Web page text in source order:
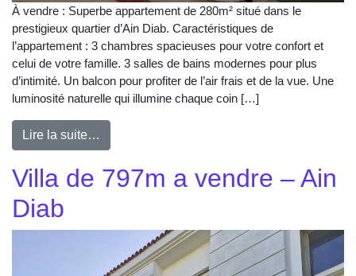
À vendre : Superbe appartement de 280m² situé dans le
prestigieux quartier d’Ain Diab. Caractéristiques de
l’appartement : 3 chambres spacieuses pour votre confort et
celui de votre famille. 3 salles de bains modernes pour plus
d’intimité. Un balcon pour profiter de l’air frais et de la vue. Une
luminosité naturelle qui illumine chaque coin […]
Lire la suite…
Villa de 797m a vendre – Ain
Diab